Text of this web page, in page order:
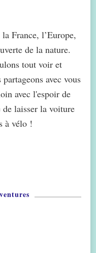
France, l’Europe,
de la nature.
tout voir et
avec vous
avec l'espoir de
de laisser la voiture
à vélo !